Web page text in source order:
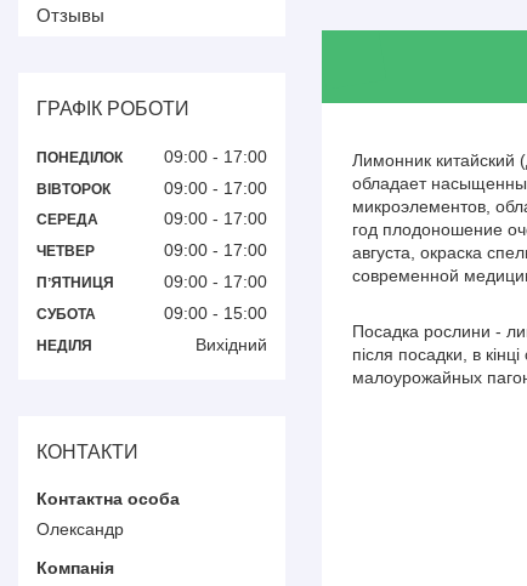
Лимонник
обладает
микроэлементов,
год плодоношение
августа, окраска
современной
Посадка рослини -
після посадки, в
малоурожайных
Отзывы
ГРАФІК РОБОТИ
ПОНЕДІЛОК 09:00 17:00
ВІВТОРОК 09:00 17:00
СЕРЕДА 09:00 17:00
ЧЕТВЕР 09:00 17:00
ПʼЯТНИЦЯ 09:00 17:00
СУБОТА 09:00 15:00
НЕДІЛЯ Вихідний
КОНТАКТИ
Олександр